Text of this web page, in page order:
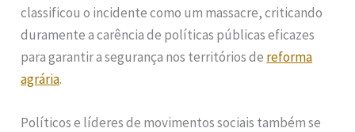
classificou o incidente como um massacre, criticando
duramente a carência de políticas públicas eficazes
para garantir a segurança nos territórios de reforma
agrária.
Políticos e líderes de movimentos sociais também se